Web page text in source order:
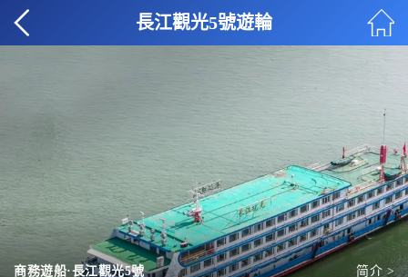
長江觀光5號遊輪
商務遊船·長江觀光5號 简介 >
餐廳 全部美食 >
觀景臺 全部玩樂 >
服務臺
全部服務 >